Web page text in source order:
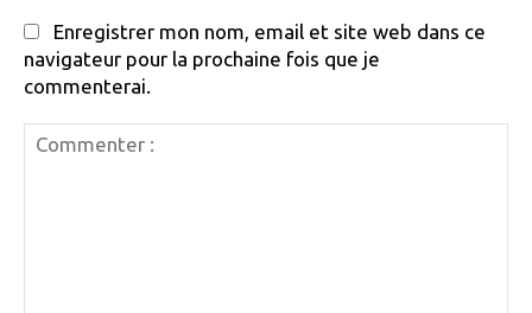
Enregistrer mon nom, email et site web dans ce
navigateur pour la prochaine fois que je
commenterai.